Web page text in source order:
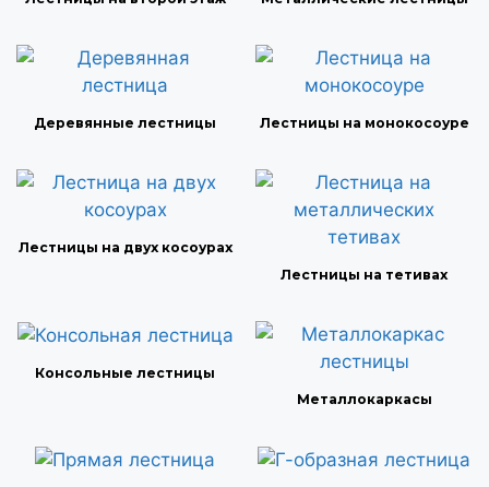
Деревянные лестницы Лестницы на монокосоуре
Лестницы на двух косоурах
Лестницы на тетивах
Консольные лестницы
Металлокаркасы